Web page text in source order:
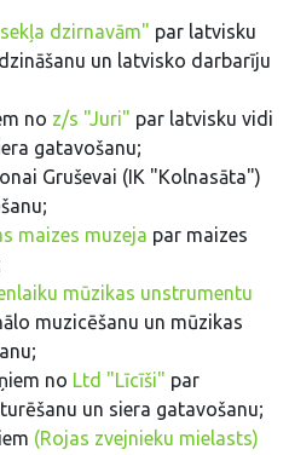
dzirnavām" par latvisku
un latvisko darbarīju
no z/s "Juri" par latvisku vidi
gatavošanu;
Gruševai (IK "Kolnasāta")
maizes muzeja par maizes
mūzikas unstrumentu
muzicēšanu un mūzikas
no Ltd "Līcīši" par
un siera gatavošanu;
(Rojas zvejnieku mielasts)